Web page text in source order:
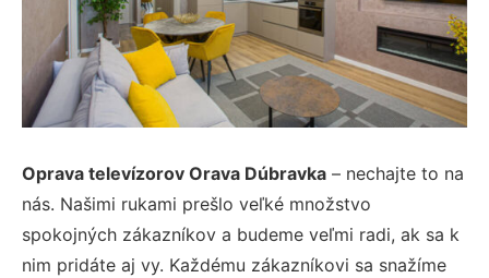
Oprava televízorov Orava Dúbravka – nechajte to na
nás. Našimi rukami prešlo veľké množstvo
spokojných zákazníkov a budeme veľmi radi, ak sa k
nim pridáte aj vy. Každému zákazníkovi sa snažíme